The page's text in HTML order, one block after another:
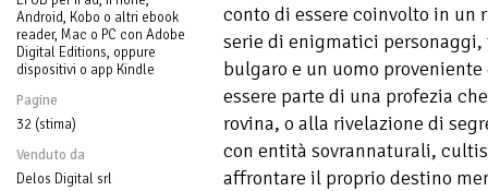
Android, Kobo o altri ebook
reader, Mac o PC con Adobe
Digital Editions, oppure
dispositivi o app Kindle
Pagine
32 (stima)
Venduto da
Delos Digital srl
conto di essere coinvolto in
serie di enigmatici
bulgaro e un uomo
essere parte di una profezia
rovina, o alla rivelazione di
con entità sovrannaturali,
affrontare il proprio destino